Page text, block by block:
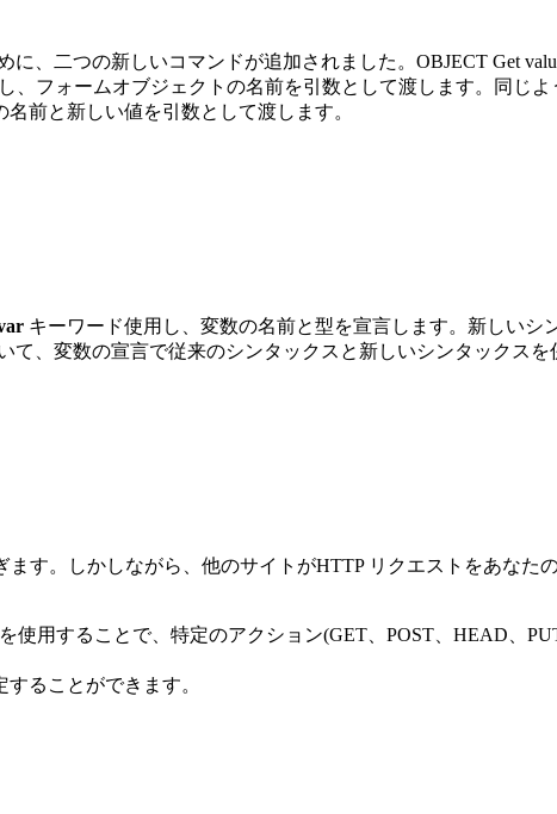
、二つの新しいコマンドが追加されました。 OBJECT Get
、フォームオブジェクトの名前を引数として渡します。同じ
前と新しい値を引数として渡します。
キーワード使用し、変数の名前と型を宣言します。新しいシ
、変数の宣言で従来のシンタックスと新しいシンタックスを
す。しかしながら、他のサイトがHTTP リクエストをあなた
使用することで、特定のアクション(GET、POST、HEAD、
ることができます。